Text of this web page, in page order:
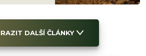
DALŠÍ ČLÁNKY